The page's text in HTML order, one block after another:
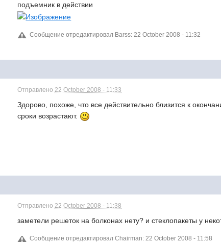
подъемник в действии
Сообщение отредактировал Barss: 22 October 2008 - 11:32
Отправлено 22 October 2008 - 11:33
Здорово, похоже, что все действительно близится к
сроки возрастают.
Отправлено 22 October 2008 - 11:38
заметели решеток на болконах нету? и стеклопакеты у
Сообщение отредактировал Chairman: 22 October 2008 - 11:58